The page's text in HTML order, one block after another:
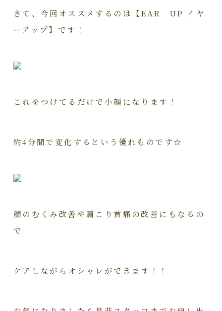
さて、今回オススメするのは【EAR UP イヤ
ーアップ】です！
これをつけてるだけで小顔になります！
約4分間で変化するという優れものです☆
顔のむくみ改善や肩こり首痛の改善にもなるの
で
ケアしながらオシャレができます！！